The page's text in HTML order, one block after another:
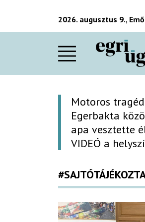
2026. augusztus 9.,
Motoros
Egerbakta
apa vesztette
VIDEÓ a